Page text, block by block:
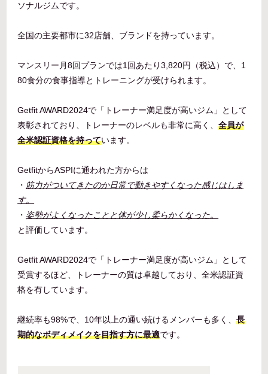
ソナルジムです。
全国の主要都市に32店舗、ブランドを持っています。
マンスリー月8回プランでは1回あたり3,820円（税込）で、1
80食分の食事指導とトレーニングが受けられます。
Getfit AWARD2024で「トレーナー満足度が高いジム」として
表彰されており、トレーナーのレベルも非常に高く、全員が
全米認証資格を持っています。
GetfitからASPIに通われた方からは
・ 筋力がついてきたのか日常で動きやすくなった感じはしま
す。
・ 姿勢がよくなったことと体が少し柔らかくなった。
と評価しています。
Getfit AWARD2024で「トレーナー満足度が高いジム」として
受賞するほど、トレーナーの質は卓越しており、全米認証資
格を有しています。
継続率も98%で、10年以上の通い続けるメンバーも多く、長
期的なボディメイクを目指す方に最適です。